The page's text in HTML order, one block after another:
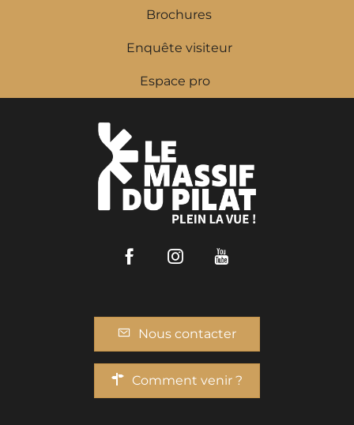
Brochures
Enquête visiteur
Espace pro
FacebookInstagram
Nous contacter
Comment venir ?